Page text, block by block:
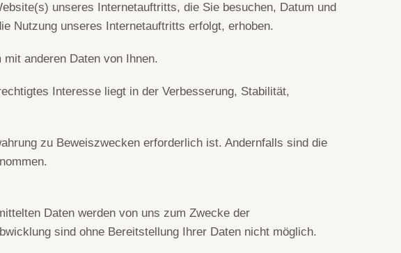
unseres Internetauftritts, die Sie besuchen, Datum und
Nutzung unseres Internetauftritts erfolgt, erhoben.
anderen Daten von Ihnen.
Interesse liegt in der Verbesserung, Stabilität,
zu Beweiszwecken erforderlich ist. Andernfalls sind die
Daten werden von uns zum Zwecke der
sind ohne Bereitstellung Ihrer Daten nicht möglich.